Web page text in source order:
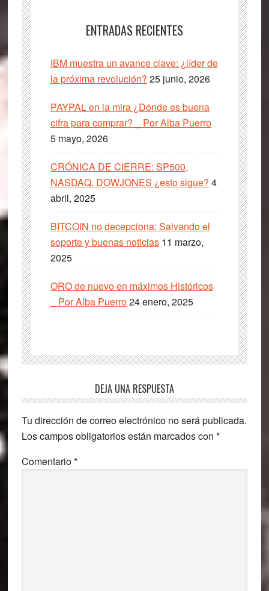
ENTRADAS RECIENTES
IBM muestra un avance clave: ¿líder de
la próxima revolución? 25 junio, 2026
PAYPAL en la mira ¿Dónde es buena
cifra para comprar? _ Por Alba Puerro
5 mayo, 2026
CRÓNICA DE CIERRE: SP500,
NASDAQ, DOWJONES ¿esto sigue? 4
abril, 2025
BITCOIN no decepciona: Salvando el
soporte y buenas noticias 11 marzo,
2025
ORO de nuevo en máximos Históricos
_ Por Alba Puerro24 enero, 2025
Interacciones
con
los
lectores
DEJA UNA RESPUESTA
Tu dirección de correo electrónico no será publicada.
Los campos obligatorios están marcados con *
Comentario*